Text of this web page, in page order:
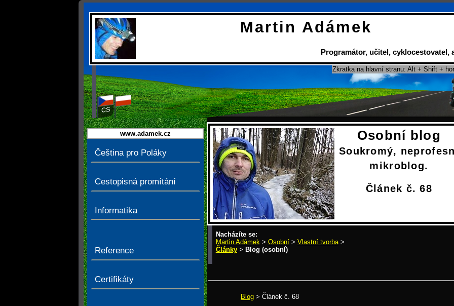
Martin Adámek
Programátor, učitel, cyklocestovatel,
Zkratka na hlavní stranu: Alt + Shift +
CS PL
www.adamek.cz
Čeština pro Poláky
Cestopisná promítání
Informatika
Reference
Certifikáty
Osobní blog
Soukromý,
mikroblog.
Článek č. 68
Nacházíte se:
Martin Adámek > Osobní> Vlastní tvorba>
Články> Blog (osobní)
Blog > Článek č. 68